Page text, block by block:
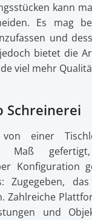
kann
Es mag
und
bietet die
viel mehr
Schreinerei
einer
Maß
Konfiguration
Zugegeben,
Zahlreiche
und